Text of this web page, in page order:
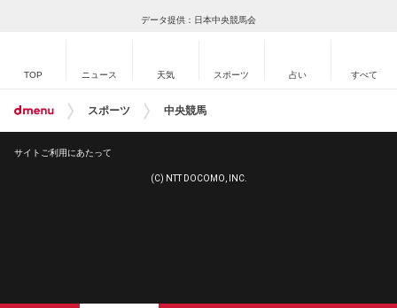
データ提供：日本中央競馬会
TOP ニュース 天気 スポーツ 占い すべて
スポーツ 中央競馬
サイトご利用にあたって
(C) NTT DOCOMO, INC.